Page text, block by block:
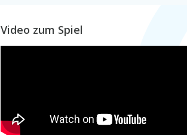
Video zum Spiel